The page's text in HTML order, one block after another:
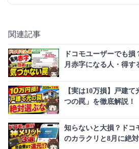
関連記事
ドコモユーザーでも
月赤字になる人・得す
【実は10万損】戸建
つの罠」を徹底解説！
知らないと大損？ドコ
のカラクリと8月に絶